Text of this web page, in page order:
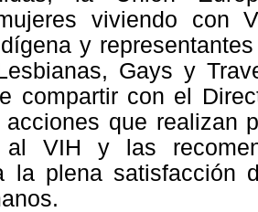
viviendo con
y
Gays y
compartir con el
acciones que realizan
al VIH y las
la plena satisfacción